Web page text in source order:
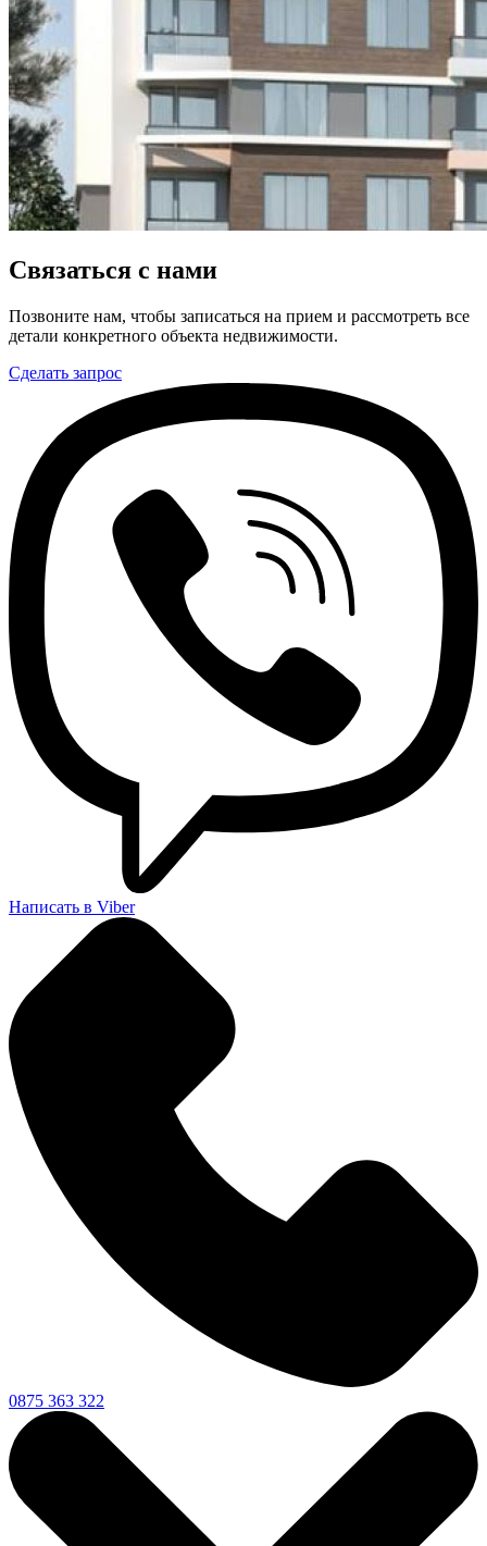
Связаться с нами
Позвоните нам, чтобы записаться на прием и рассмотреть все
детали конкретного объекта недвижимости.
Сделать запрос
Написать в Viber
0875 363 322